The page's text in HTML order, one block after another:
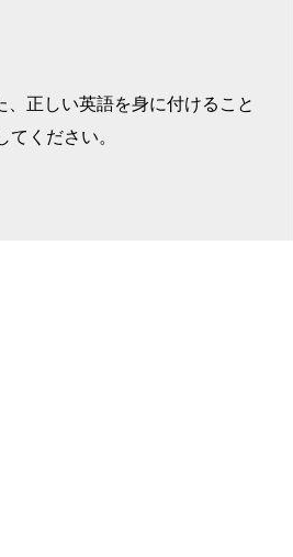
正しい英語を身に付けること
ください。